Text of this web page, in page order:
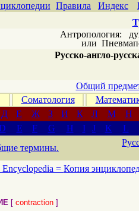
Правила Индекс
Антропология:
или
Русско-англо-
Общий
Соматология
Д Е Ж З И К Л М
Н
E F G H I J K
L
термины.
= Копия
[ contraction ]